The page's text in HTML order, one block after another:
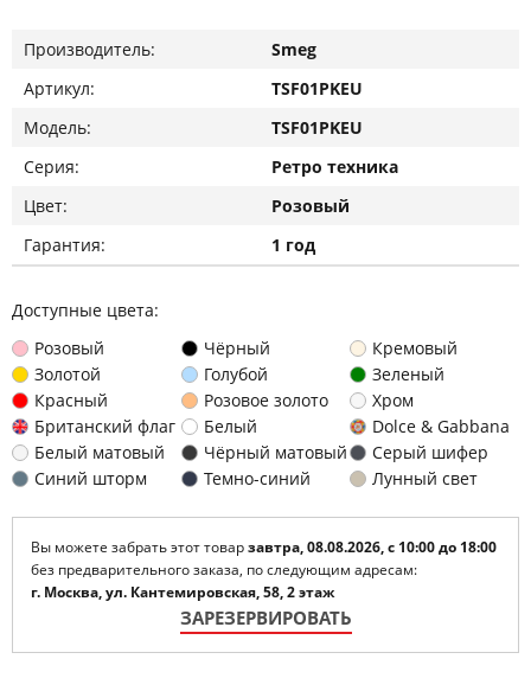
Производитель:
Smeg
Артикул:
TSF01PKEU
Модель:
TSF01PKEU
Серия:
Ретро техника
Цвет:
Розовый
Гарантия:
1 год
Доступные цвета:
Розовый
Чёрный
Кремовый
Золотой
Голубой
Зеленый
Красный
Розовое золото
Хром
Британский флаг
Белый
Dolce & Gabbana
Белый матовый
Чёрный матовый
Серый шифер
Cиний шторм
Темно-синий Лунный свет
Вы можете забрать этот товарзавтра, 08.08.2026, с 10:00 до 18:00
без предварительного заказа, по следующим адресам:
г. Москва, ул. Кантемировская, 58, 2 этаж
ЗАРЕЗЕРВИРОВАТЬ